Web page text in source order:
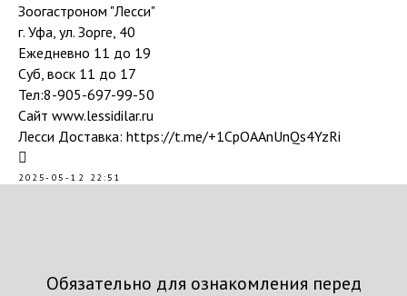
Зоогастроном "Лесси"
г. Уфа, ул. Зорге, 40
Ежедневно 11 до 19
Суб, воск 11 до 17
Тел:8-905-697-99-50
Сайт www.lessidilar.ru
Лесси Доставка: https://t.me/+1CpOAAnUnQs4YzRi

2025-05-12 22:51
Обязательно для ознакомления перед